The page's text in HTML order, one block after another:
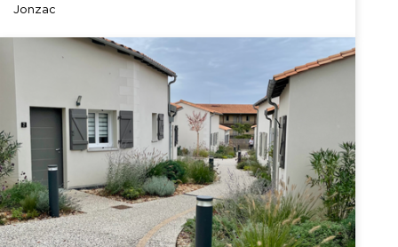
Jonzac